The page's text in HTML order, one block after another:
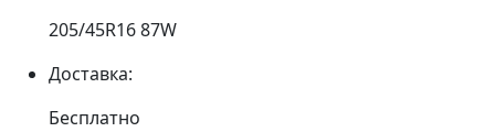
205/45R16 87W
Доставка:
Бесплатно